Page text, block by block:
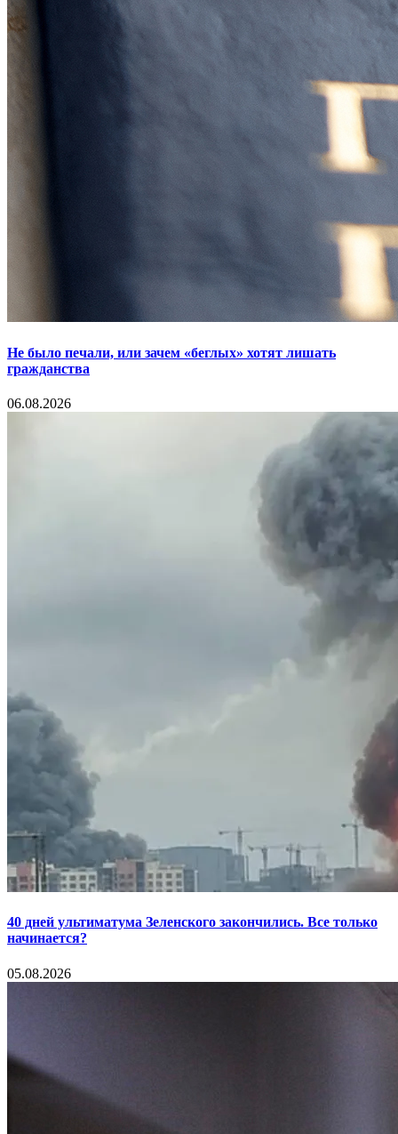
Не было печали, или зачем «беглых» хотят лишать
гражданства
06.08.2026
40 дней ультиматума Зеленского закончились. Все только
начинается?
05.08.2026